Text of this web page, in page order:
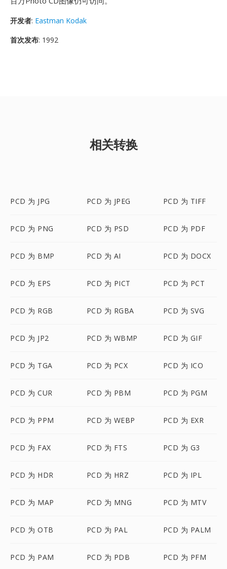
开发者: Eastman Kodak
首次发布: 1992
相关转换
PCD 为 JPG PCD 为 JPEG PCD 为 TIFF
PCD 为 PNG PCD 为 PSD PCD 为 PDF
PCD 为 BMP PCD 为 AI PCD 为 DOCX
PCD 为 EPS PCD 为 PICT PCD 为 PCT
PCD 为 RGB PCD 为 RGBA PCD 为 SVG
PCD 为 JP2 PCD 为 WBMP PCD 为 GIF
PCD 为 TGA PCD 为 PCX PCD 为 ICO
PCD 为 CUR PCD 为 PBM PCD 为 PGM
PCD 为 PPM PCD 为 WEBP PCD 为 EXR
PCD 为 FAX PCD 为 FTS PCD 为 G3
PCD 为 HDR PCD 为 HRZ PCD 为 IPL
PCD 为 MAP PCD 为 MNG PCD 为 MTV
PCD 为 OTB PCD 为 PAL PCD 为 PALM
PCD 为 PAM PCD 为 PDB PCD 为 PFM